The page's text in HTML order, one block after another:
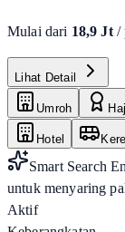
Mulai dari 18,9 Jt/
Lihat Detail
Umroh
Hotel
Smart Search
untuk menyaring
Aktif